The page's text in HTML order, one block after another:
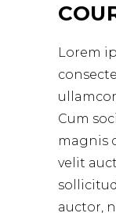
Lorem
Cum
magnis
velit
auctor,